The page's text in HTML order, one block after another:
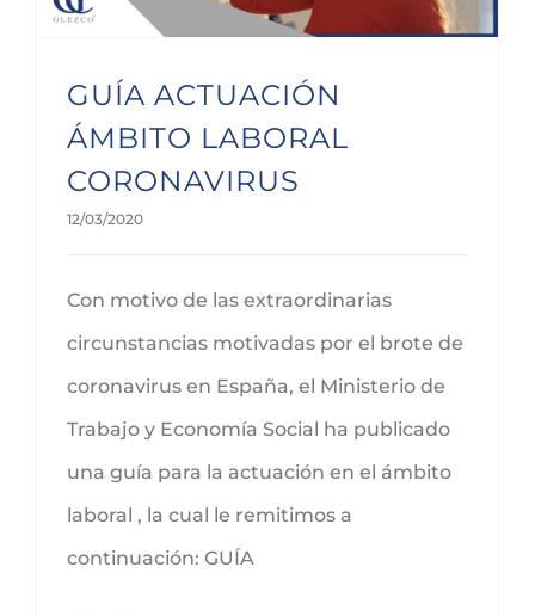
GUÍA ACTUACIÓN
ÁMBITO LABORAL
CORONAVIRUS
12/03/2020
Con motivo de las extraordinarias
circunstancias motivadas por el brote de
coronavirus en España, el Ministerio de
Trabajo y Economía Social ha publicado
una guía para la actuación en el ámbito
laboral , la cual le remitimos a
continuación: GUÍA